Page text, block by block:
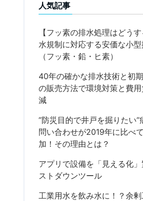
人気記事
【フッ素の排水処理はどう
水規制に対応する安価な小
（フッ素・鉛・ヒ素）
40年の確かな排水技術と初
の販売方法で環境対策と費
減
”防災目的で井戸を掘りたい”
問い合わせが2019年に比べ
加！その理由とは？
アプリで設備を「見える化」
ストダウンツール
工業用水を飲み水に！？余